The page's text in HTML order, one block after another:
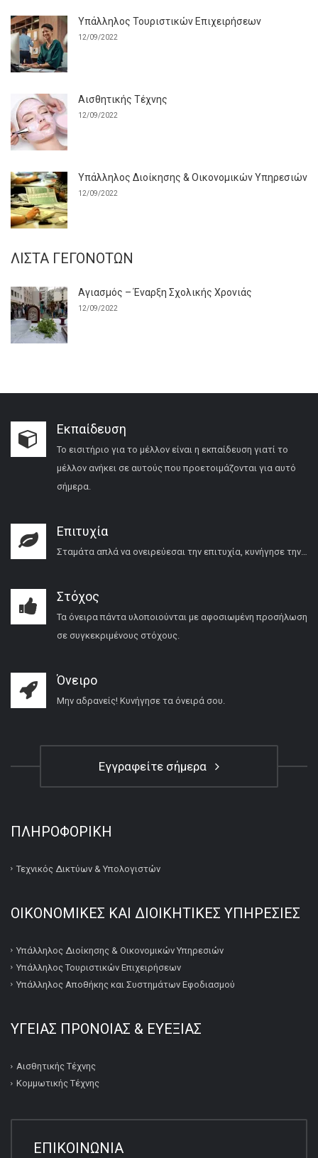
Υπάλληλος Τουριστικών Επιχειρήσεων
12/09/2022
Αισθητικής Τέχνης
12/09/2022
Υπάλληλος Διοίκησης & Οικονομικών Υπηρεσιών
12/09/2022
ΛΊΣΤΑ ΓΕΓΟΝΌΤΩΝ
Αγιασμός – Έναρξη Σχολικής Χρονιάς
12/09/2022
Εκπαίδευση
Το εισιτήριο για το μέλλον είναι η εκπαίδευση γιατί το
μέλλον ανήκει σε αυτούς που προετοιμάζονται για αυτό
σήμερα.
Επιτυχία
Σταμάτα απλά να ονειρεύεσαι την επιτυχία, κυνήγησε την…
Στόχος
Τα όνειρα πάντα υλοποιούνται με αφοσιωμένη προσήλωση
σε συγκεκριμένους στόχους.
Όνειρο
Μην αδρανείς! Κυνήγησε τα όνειρά σου.
Εγγραφείτε σήμερα
ΠΛΗΡΟΦΟΡΙΚΉ
Τεχνικός Δικτύων & Υπολογιστών
ΟΙΚΟΝΟΜΙΚΕΣ ΚΑΙ ΔΙΟΙΚΗΤΙΚΕΣ ΥΠΗΡΕΣΙΕΣ
Υπάλληλος Διοίκησης & Οικονομικών Υπηρεσιών
Υπάλληλος Τουριστικών Επιχειρήσεων
Υπάλληλος Αποθήκης και Συστημάτων Εφοδιασμού
ΥΓΕΙΑΣ ΠΡΟΝΟΙΑΣ & ΕΥΕΞΙΑΣ
Αισθητικής Τέχνης
Κομμωτικής Τέχνης
ΕΠΙΚΟΙΝΩΝΙΑ